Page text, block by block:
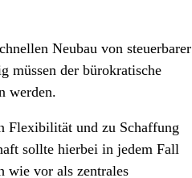
Neubau von steuerbarer
müssen der bürokratische
werden.
Flexibilität und zu Schaffung
sollte hierbei in jedem Fall
wie vor als zentrales